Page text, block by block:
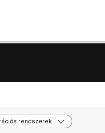
rendszerek